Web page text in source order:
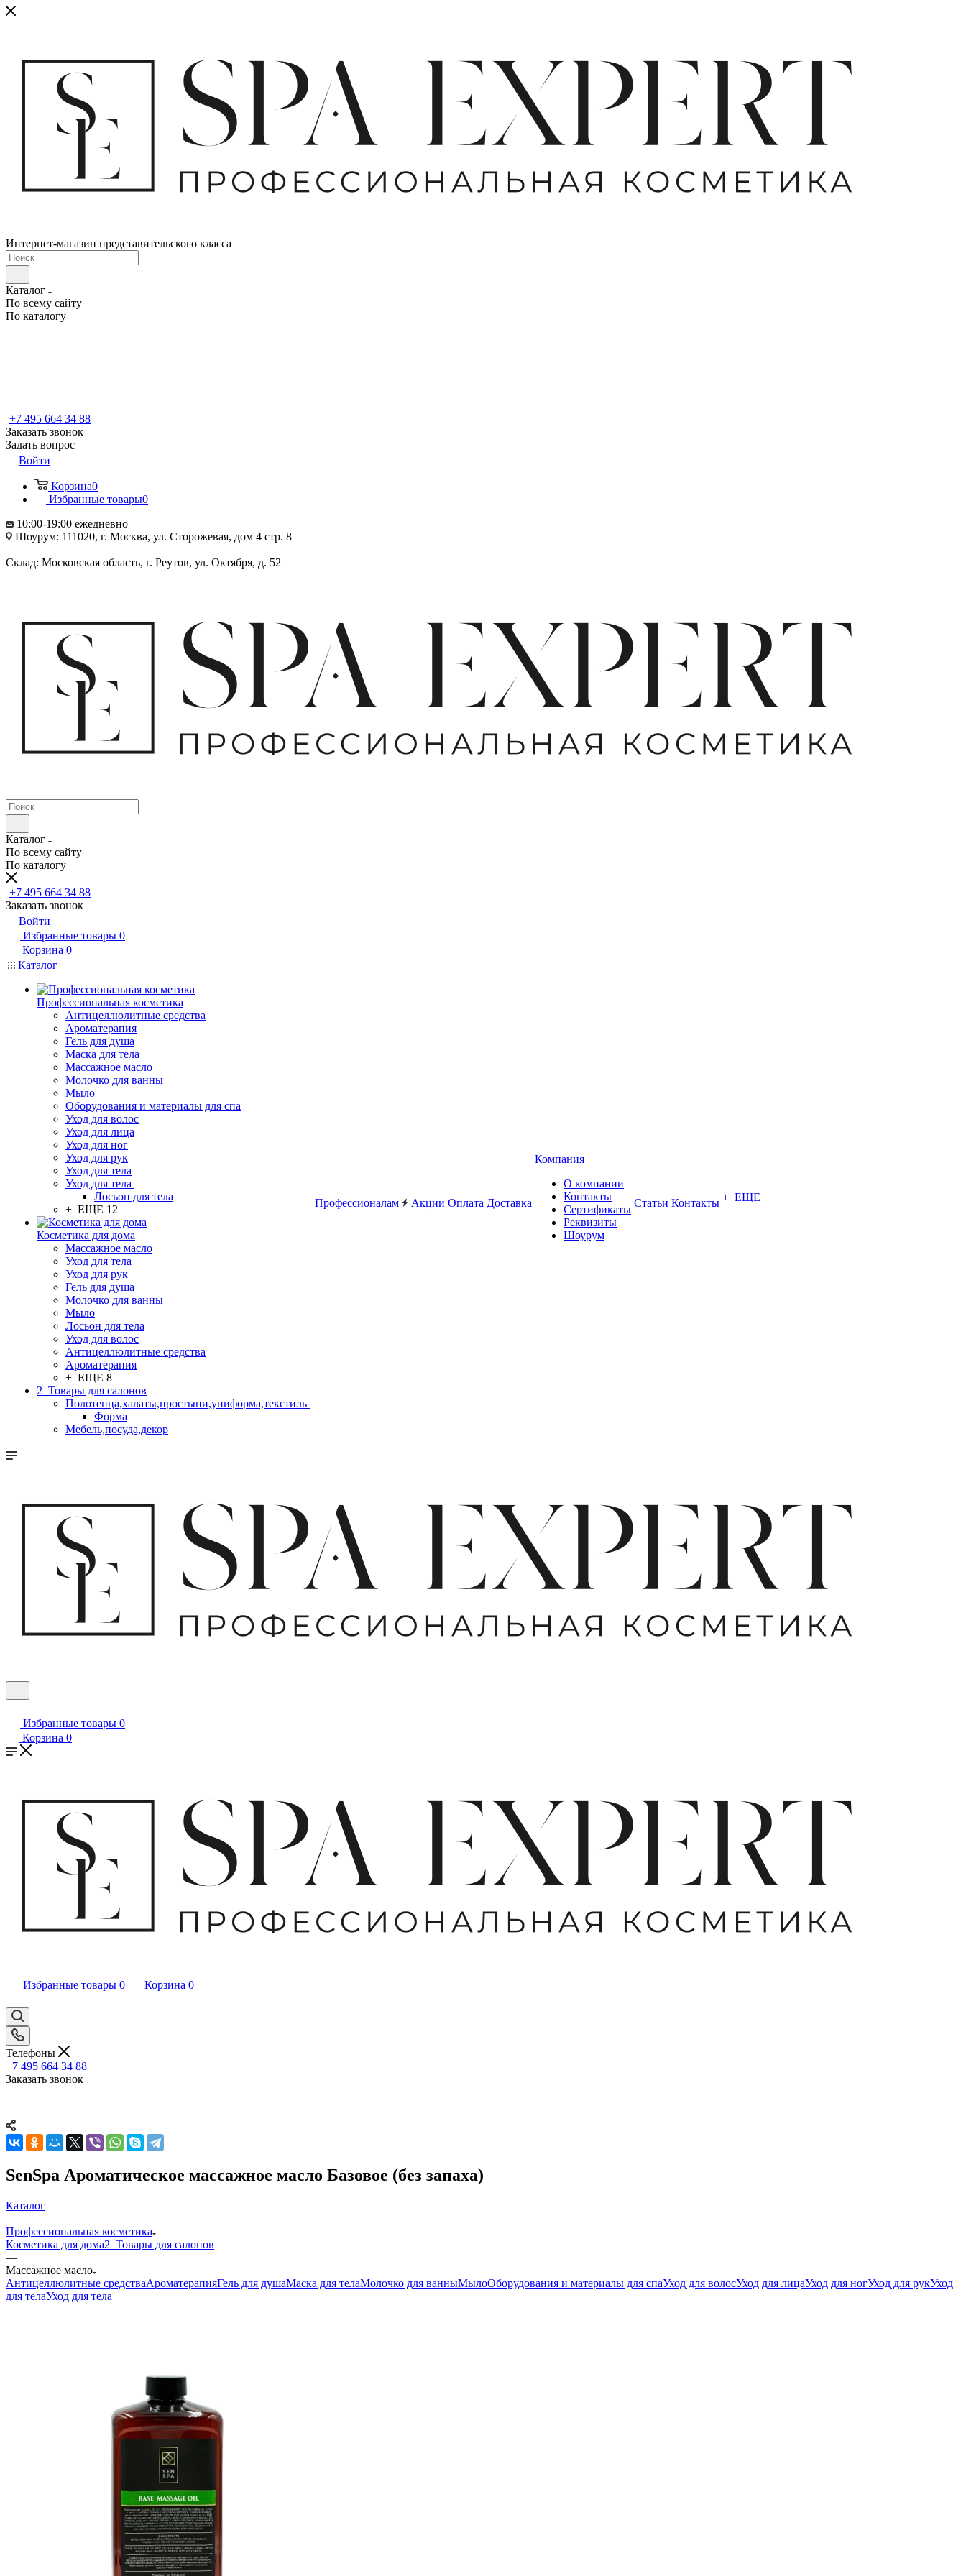
Интернет-магазин представительского класса
Каталог
По всему сайту
По каталогу
+7 495 664 34 88
Заказать звонок
Задать вопрос
Войти
Корзина0
Избранные товары0
10:00-19:00 ежедневно
Шоурум: 111020, г. Москва, ул. Сторожевая, дом 4 стр. 8
Склад: Московская область, г. Реутов, ул. Октября, д. 52
Каталог
По всему сайту
По каталогу
+7 495 664 34 88
Заказать звонок
Войти
Избранные товары 0
Корзина 0
Каталог
Профессиональная косметика
Антицеллюлитные средства
Ароматерапия
Гель для душа
Маска для тела
Массажное масло
Молочко для ванны
Мыло
Оборудования и материалы для спа
Уход для волос
Уход для лица
Уход для ног
Уход для рук
Уход для тела
Уход для тела
Лосьон для тела
+ ЕЩЕ 12
Косметика для дома
Массажное масло
Уход для тела
Уход для рук
Гель для душа
Молочко для ванны
Мыло
Лосьон для тела
Уход для волос
Антицеллюлитные средства
Ароматерапия
+ ЕЩЕ 8
2_Товары для салонов
Полотенца,халаты,простыни,униформа,текстиль
Форма
Мебель,посуда,декор
Профессионалам Акции Оплата Доставка
Компания
О компании
Контакты
Сертификаты
Реквизиты
Шоурум
Статьи Контакты + ЕЩЕ
Избранные товары 0
Корзина 0
Избранные товары 0 Корзина 0
Телефоны
+7 495 664 34 88
Заказать звонок
SenSpa Ароматическое массажное масло Базовое (без запаха)
Каталог
—
Профессиональная косметика
Косметика для дома2_Товары для салонов
—
Массажное масло
Антицеллюлитные средстваАроматерапияГель для душаМаска для телаМолочко для ванныМылоОборудования и материалы для спаУход для волосУход для лицаУход для ногУход для рукУход
для телаУход для тела